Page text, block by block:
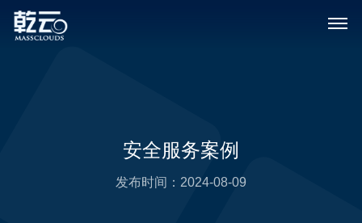
安全服务案例
发布时间： 2024-08-09